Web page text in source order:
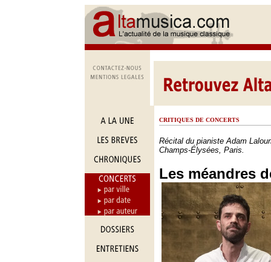
CRITIQUES DE CONCERTS
Récital du pianiste Adam
Champs-Élysées, Paris.
Les méandres